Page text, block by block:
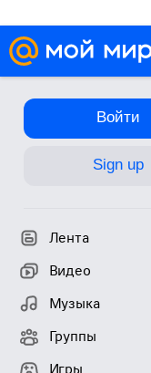
Войти
Sign up
Лента
Видео
Музыка
Группы
Игры